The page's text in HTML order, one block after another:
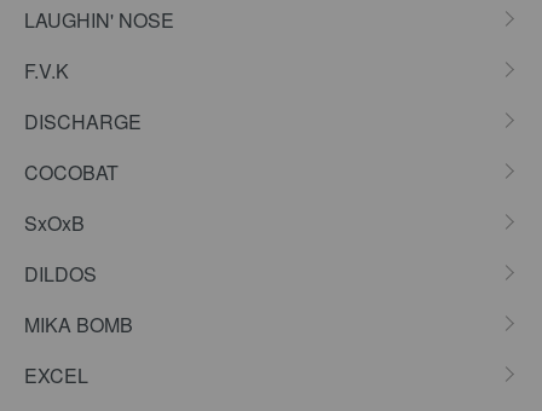
LAUGHIN' NOSE
F.V.K
DISCHARGE
COCOBAT
SxOxB
DILDOS
MIKA BOMB
EXCEL